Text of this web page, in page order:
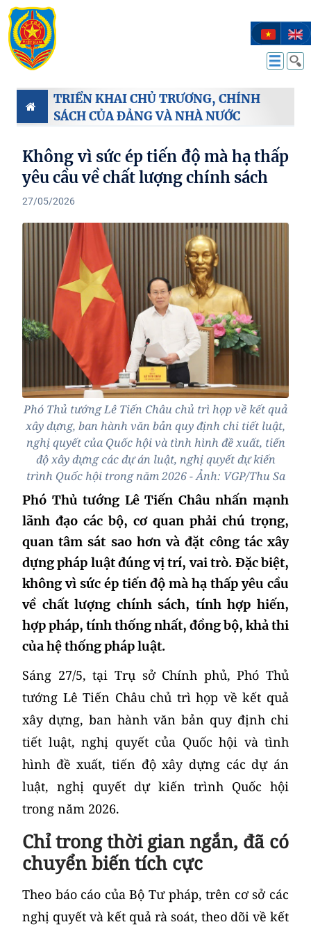
TRIỂN KHAI CHỦ TRƯƠNG, CHÍNH
SÁCH CỦA ĐẢNG VÀ NHÀ NƯỚC
Không vì sức ép tiến độ mà hạ thấp
yêu cầu về chất lượng chính sách
27/05/2026
Phó Thủ tướng Lê Tiến Châu chủ trì họp về kết quả
xây dựng, ban hành văn bản quy định chi tiết luật,
nghị quyết của Quốc hội và tình hình đề xuất, tiến
độ xây dựng các dự án luật, nghị quyết dự kiến
trình Quốc hội trong năm 2026 - Ảnh: VGP/Thu Sa
Phó Thủ tướng Lê Tiến Châu nhấn mạnh
lãnh đạo các bộ, cơ quan phải chú trọng,
quan tâm sát sao hơn và đặt công tác xây
dựng pháp luật đúng vị trí, vai trò. Đặc biệt,
không vì sức ép tiến độ mà hạ thấp yêu cầu
về chất lượng chính sách, tính hợp hiến,
hợp pháp, tính thống nhất, đồng bộ, khả thi
của hệ thống pháp luật.
Sáng 27/5, tại Trụ sở Chính phủ, Phó Thủ
tướng Lê Tiến Châu chủ trì họp về kết quả
xây dựng, ban hành văn bản quy định chi
tiết luật, nghị quyết của Quốc hội và tình
hình đề xuất, tiến độ xây dựng các dự án
luật, nghị quyết dự kiến trình Quốc hội
trong năm 2026.
Chỉ trong thời gian ngắn, đã có
chuyển biến tích cực
Theo báo cáo của Bộ Tư pháp, trên cơ sở các
nghị quyết và kết quả rà soát, theo dõi về kết